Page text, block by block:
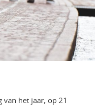
van het jaar, op 21